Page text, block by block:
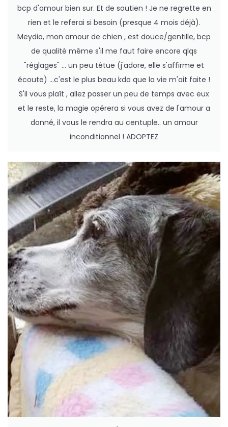
bcp d'amour bien sur. Et de soutien ! Je ne regrette en
rien et le referai si besoin (presque 4 mois déjà).
Meydia, mon amour de chien , est douce/gentille, bcp
de qualité même s'il me faut faire encore qlqs
"réglages" ... un peu têtue (j'adore, elle s'affirme et
écoute) ...c'est le plus beau kdo que la vie m'ait faite !
S'il vous plaît , allez passer un peu de temps avec eux
et le reste, la magie opérera si vous avez de l'amour a
donné, il vous le rendra au centuple.. un amour
inconditionnel ! ADOPTEZ